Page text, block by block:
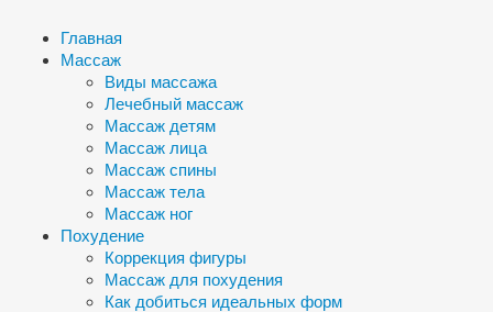
Главная
Массаж
Виды массажа
Лечебный массаж
Массаж детям
Массаж лица
Массаж спины
Массаж тела
Массаж ног
Похудение
Коррекция фигуры
Массаж для похудения
Как добиться идеальных форм